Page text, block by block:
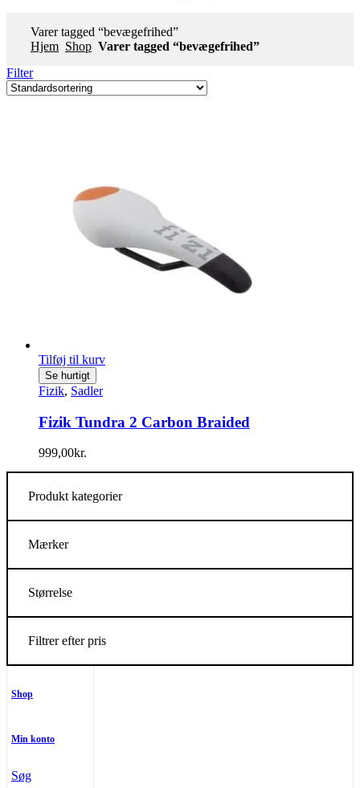
Varer tagged “bevægefrihed”
Hjem Shop Varer tagged “bevægefrihed”
Filter
Tilføj til kurv
Se hurtigt
Fizik, Sadler
Fizik Tundra 2 Carbon Braided
999,00kr.
Produkt kategorier
Mærker
Størrelse
Filtrer efter pris
Shop
Min konto
Søg